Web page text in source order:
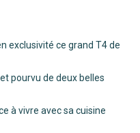
exclusivité ce grand T4 de
pourvu de deux belles
à vivre avec sa cuisine